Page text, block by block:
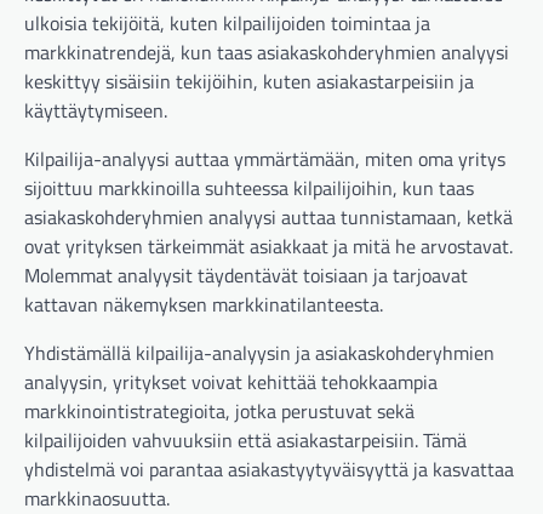
ulkoisia tekijöitä, kuten kilpailijoiden toimintaa ja
markkinatrendejä, kun taas asiakaskohderyhmien analyysi
keskittyy sisäisiin tekijöihin, kuten asiakastarpeisiin ja
käyttäytymiseen.
Kilpailija-analyysi auttaa ymmärtämään, miten oma yritys
sijoittuu markkinoilla suhteessa kilpailijoihin, kun taas
asiakaskohderyhmien analyysi auttaa tunnistamaan, ketkä
ovat yrityksen tärkeimmät asiakkaat ja mitä he arvostavat.
Molemmat analyysit täydentävät toisiaan ja tarjoavat
kattavan näkemyksen markkinatilanteesta.
Yhdistämällä kilpailija-analyysin ja asiakaskohderyhmien
analyysin, yritykset voivat kehittää tehokkaampia
markkinointistrategioita, jotka perustuvat sekä
kilpailijoiden vahvuuksiin että asiakastarpeisiin. Tämä
yhdistelmä voi parantaa asiakastyytyväisyyttä ja kasvattaa
markkinaosuutta.